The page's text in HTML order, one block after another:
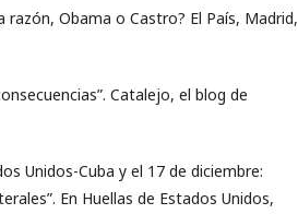
razón, Obama o Castro? El País, Madrid,
Catalejo, el blog de
Unidos-Cuba y el 17 de diciembre:
En Huellas de Estados Unidos,